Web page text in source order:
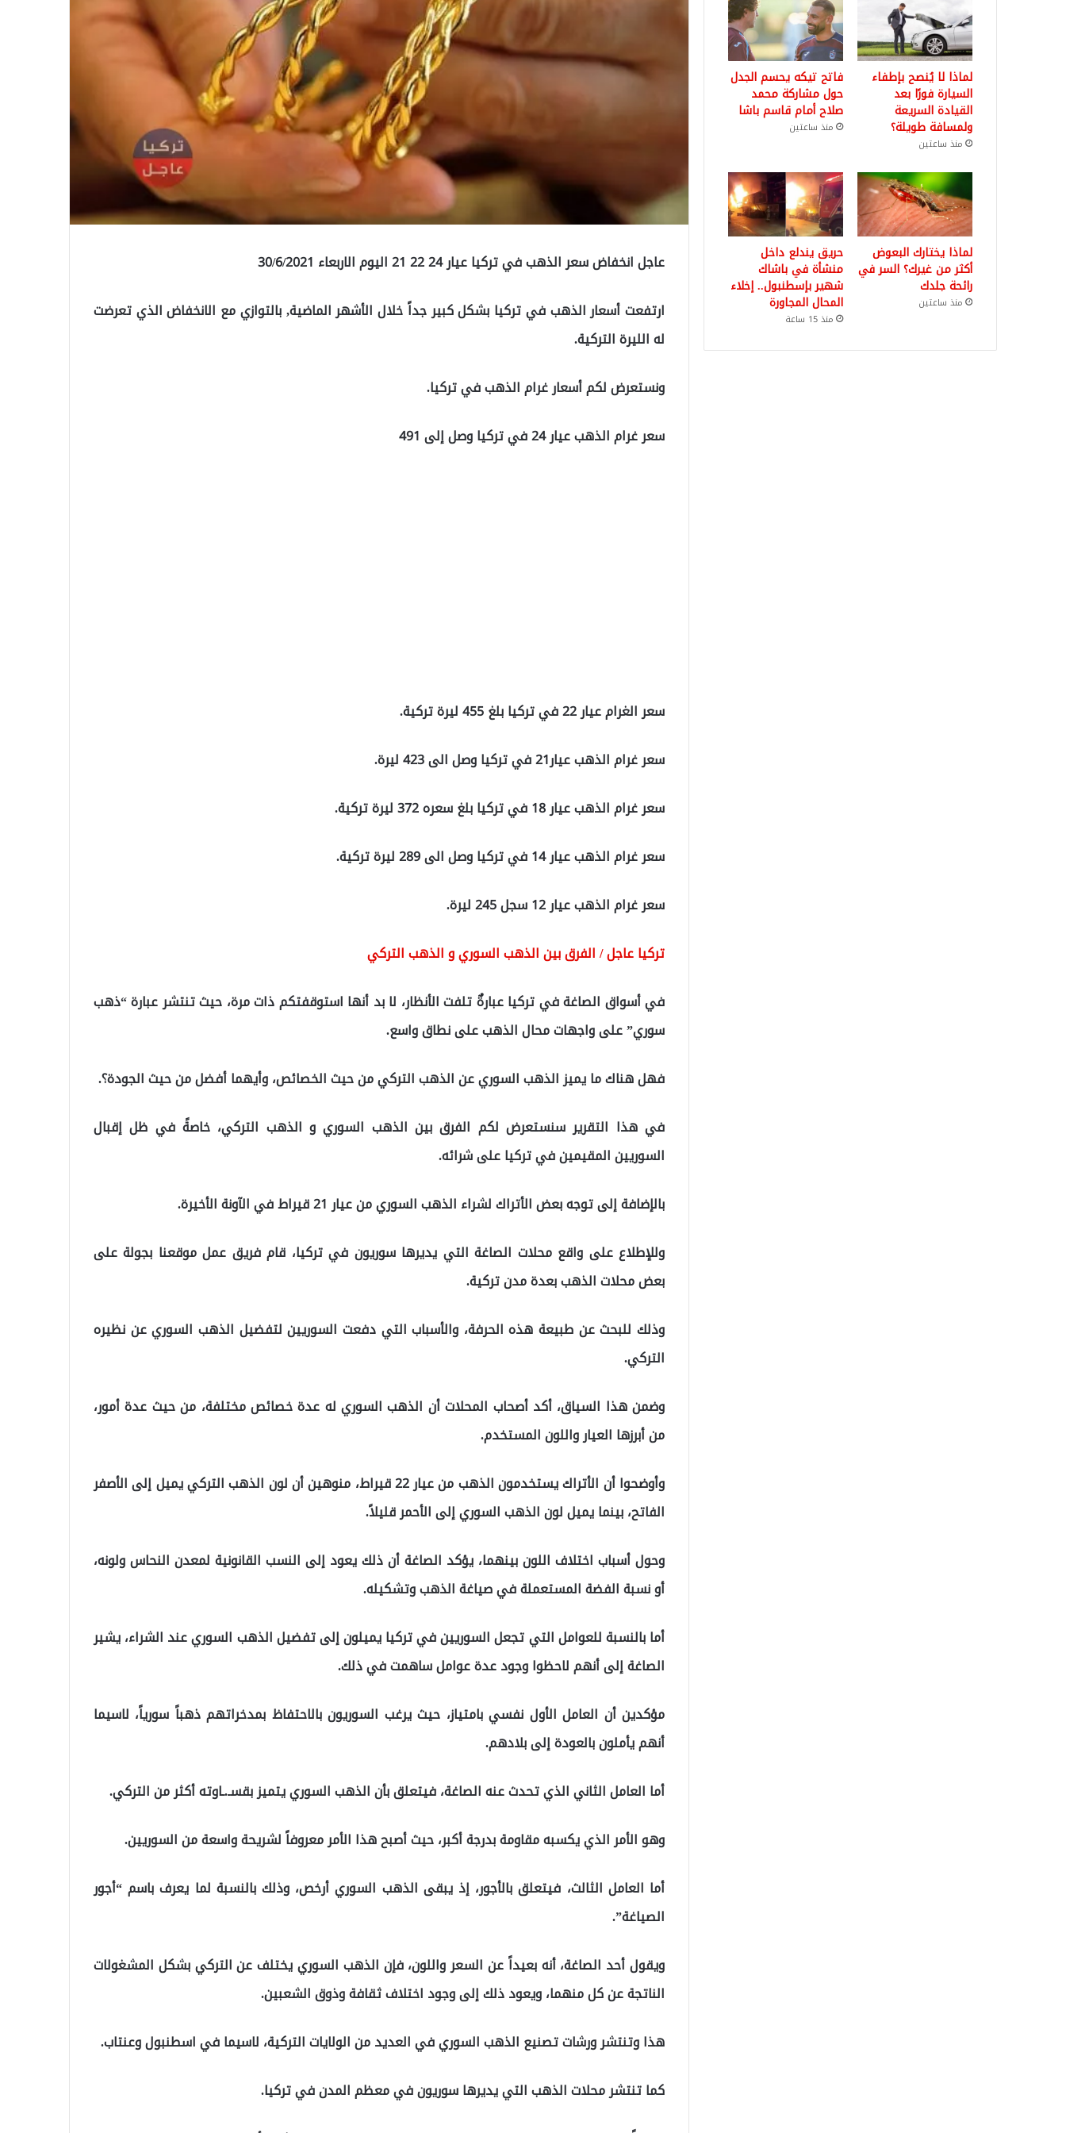
عاجل انخفاض سعر الذهب في تركيا عيار 24 22 21 اليوم الاربعاء 30/6/2021
ارتفعت أسعار الذهب في تركيا بشكل كبير جداً خلال الأشهر الماضية, بالتوازي مع الانخفاض الذي تعرضت
له الليرة التركية.
ونستعرض لكم أسعار غرام الذهب في تركيا.
سعر غرام الذهب عيار 24 في تركيا وصل إلى 491
سعر الغرام عيار 22 في تركيا بلغ 455 ليرة تركية.
سعر غرام الذهب عيار21 في تركيا وصل الى 423 ليرة.
سعر غرام الذهب عيار 18 في تركيا بلغ سعره 372 ليرة تركية.
سعر غرام الذهب عيار 14 في تركيا وصل الى 289 ليرة تركية.
سعر غرام الذهب عيار 12 سجل 245 ليرة.
تركيا عاجل / الفرق بين الذهب السوري و الذهب التركي
في أسواق الصاغة في تركيا عبارةٌ تلفت الأنظار، لا بد أنها استوقفتكم ذات مرة، حيث تنتشر عبارة “ذهب
سوري” على واجهات محال الذهب على نطاق واسع.
فهل هناك ما يميز الذهب السوري عن الذهب التركي من حيث الخصائص، وأيهما أفضل من حيث الجودة؟.
في هذا التقرير سنستعرض لكم الفرق بين الذهب السوري و الذهب التركي، خاصةً في ظل إقبال
السوريين المقيمين في تركيا على شرائه.
بالإضافة إلى توجه بعض الأتراك لشراء الذهب السوري من عيار 21 قيراط في الآونة الأخيرة.
وللإطلاع على واقع محلات الصاغة التي يديرها سوريون في تركيا، قام فريق عمل موقعنا بجولة على
بعض محلات الذهب بعدة مدن تركية.
وذلك للبحث عن طبيعة هذه الحرفة، والأسباب التي دفعت السوريين لتفضيل الذهب السوري عن نظيره
التركي.
وضمن هذا السياق، أكد أصحاب المحلات أن الذهب السوري له عدة خصائص مختلفة، من حيث عدة أمور،
من أبرزها العيار واللون المستخدم.
وأوضحوا أن الأتراك يستخدمون الذهب من عيار 22 قيراط، منوهين أن لون الذهب التركي يميل إلى الأصفر
الفاتح، بينما يميل لون الذهب السوري إلى الأحمر قليلاً.
وحول أسباب اختلاف اللون بينهما، يؤكد الصاغة أن ذلك يعود إلى النسب القانونية لمعدن النحاس ولونه،
أو نسبة الفضة المستعملة في صياغة الذهب وتشكيله.
أما بالنسبة للعوامل التي تجعل السوريين في تركيا يميلون إلى تفضيل الذهب السوري عند الشراء، يشير
الصاغة إلى أنهم لاحظوا وجود عدة عوامل ساهمت في ذلك.
مؤكدين أن العامل الأول نفسي بامتياز، حيث يرغب السوريون بالاحتفاظ بمدخراتهم ذهباً سورياً، لاسيما
أنهم يأملون بالعودة إلى بلادهم.
أما العامل الثاني الذي تحدث عنه الصاغة، فيتعلق بأن الذهب السوري يتميز بقسـ.ـاوته أكثر من التركي.
وهو الأمر الذي يكسبه مقاومة بدرجة أكبر، حيث أصبح هذا الأمر معروفاً لشريحة واسعة من السوريين.
أما العامل الثالث، فيتعلق بالأجور، إذ يبقى الذهب السوري أرخص، وذلك بالنسبة لما يعرف باسم “أجور
الصياغة”.
ويقول أحد الصاغة، أنه بعيداً عن السعر واللون، فإن الذهب السوري يختلف عن التركي بشكل المشغولات
الناتجة عن كل منهما، ويعود ذلك إلى وجود اختلاف ثقافة وذوق الشعبين.
هذا وتنتشر ورشات تصنيع الذهب السوري في العديد من الولايات التركية، لاسيما في اسطنبول وعنتاب.
كما تنتشر محلات الذهب التي يديرها سوريون في معظم المدن في تركيا.
لماذا لا يُنصح بإطفاء
السيارة فورًا بعد
القيادة السريعة
ولمسافة طويلة؟
منذ ساعتين
فاتح تيكه يحسم الجدل
حول مشاركة محمد
صلاح أمام قاسم باشا
منذ ساعتين
لماذا يختارك البعوض
أكثر من غيرك؟ السر في
رائحة جلدك
منذ ساعتين
حريق يندلع داخل
منشأة في باشاك
شهير بإسطنبول.. إخلاء
المحال المجاورة
منذ 15 ساعة